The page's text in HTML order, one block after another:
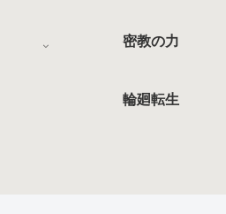
密教の力
輪廻転生